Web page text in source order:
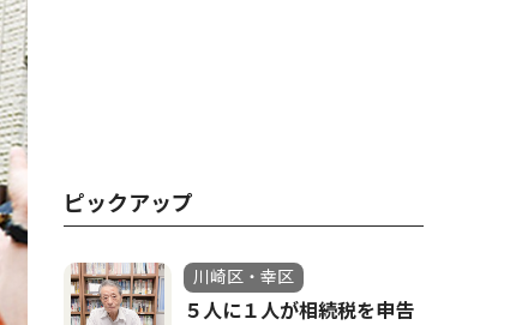
ピックアップ
川崎区・幸区
５人に１人が相続税を申告